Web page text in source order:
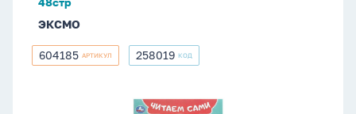
ЭКСМО
604185
604185 АРТИКУЛ 258019
258019 КОД